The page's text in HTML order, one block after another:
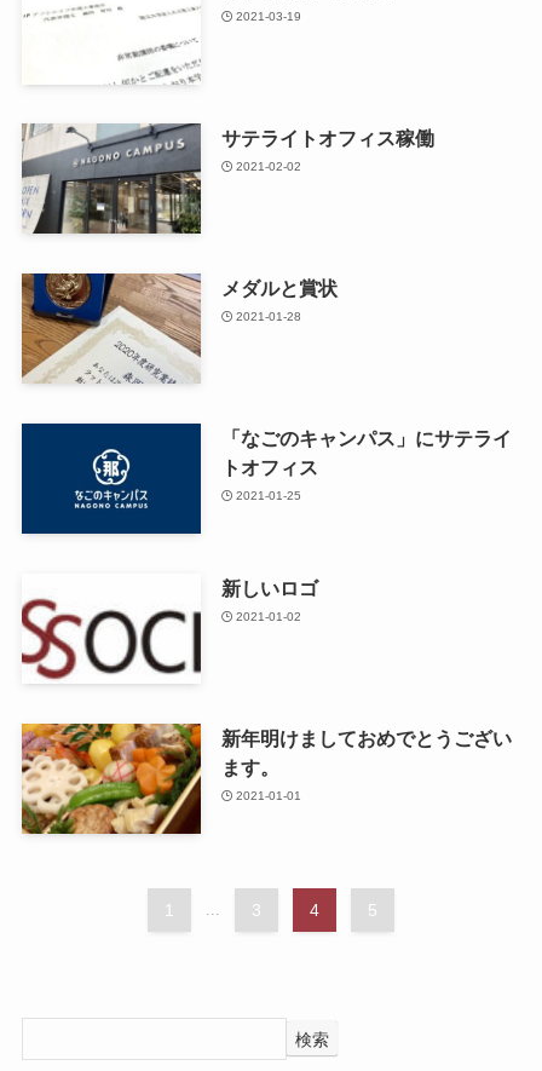
2021-03-19
サテライトオフィス稼働
2021-02-02
メダルと賞状
2021-01-28
「なごのキャンパス」にサテライ
トオフィス
2021-01-25
新しいロゴ
2021-01-02
新年明けましておめでとうござい
ます。
2021-01-01
1 ... 3 4 5
検索